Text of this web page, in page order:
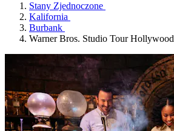
Stany Zjednoczone
Kalifornia
Burbank
Warner Bros. Studio Tour Hollywood